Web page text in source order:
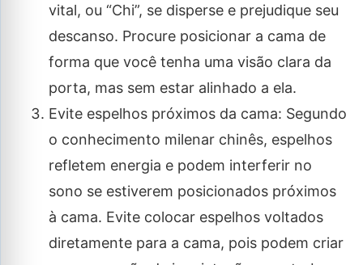
vital, ou “Chi”, se disperse e prejudique seu
descanso. Procure posicionar a cama de
forma que você tenha uma visão clara da
porta, mas sem estar alinhado a ela.
Evite espelhos próximos da cama: Segundo
o conhecimento milenar chinês, espelhos
refletem energia e podem interferir no
sono se estiverem posicionados próximos
à cama. Evite colocar espelhos voltados
diretamente para a cama, pois podem criar